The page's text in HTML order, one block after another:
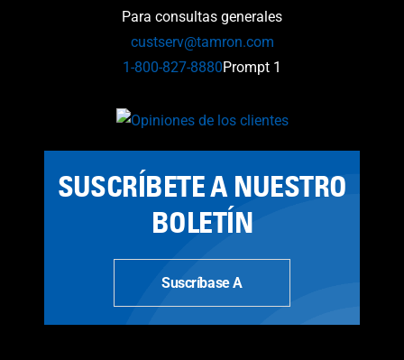
Para consultas generales
custserv@tamron.com
1-800-827-8880Prompt 1
SUSCRÍBETE A NUESTRO
BOLETÍN
Suscríbase A